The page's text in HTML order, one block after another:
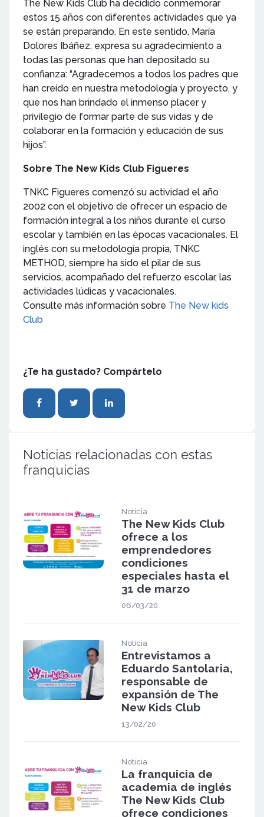
The New Kids Club ha decidido conmemorar
estos 15 años con diferentes actividades que ya
se están preparando. En este sentido, María
Dolores Ibáñez, expresa su agradecimiento a
todas las personas que han depositado su
confianza: “Agradecemos a todos los padres que
han creído en nuestra metodología y proyecto, y
que nos han brindado el inmenso placer y
privilegio de formar parte de sus vidas y de
colaborar en la formación y educación de sus
hijos”.
Sobre The New Kids Club Figueres
TNKC Figueres comenzó su actividad el año
2002 con el objetivo de ofrecer un espacio de
formación integral a los niños durante el curso
escolar y también en las épocas vacacionales. El
inglés con su metodología propia, TNKC
METHOD, siempre ha sido el pilar de sus
servicios, acompañado del refuerzo escolar, las
actividades lúdicas y vacacionales.
Consulte más información sobre The New kids
Club
¿Te ha gustado? Compártelo
Noticias relacionadas con estas
franquicias
Noticia
The New Kids Club
ofrece a los
emprendedores
condiciones
especiales hasta el
31 de marzo
06/03/20
Noticia
Entrevistamos a
Eduardo Santolaria,
responsable de
expansión de The
New Kids Club
13/02/20
Noticia
La franquicia de
academia de inglés
The New Kids Club
ofrece condiciones